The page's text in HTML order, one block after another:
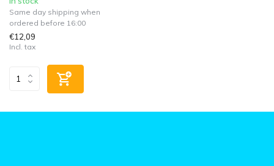
Same day shipping when
ordered before 16:00
€12,09
Incl. tax